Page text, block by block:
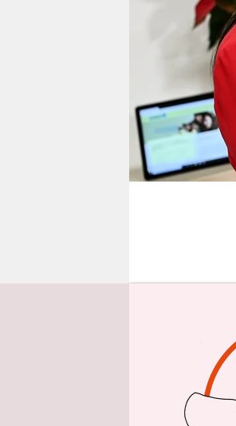
veranstaltungen
fragen & hilfe
unterstützen
abo
genossenschaft